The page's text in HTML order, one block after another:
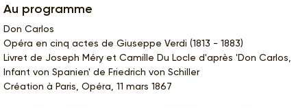
Au programme
Don Carlos
Opéra en cinq actes de Giuseppe Verdi (1813 - 1883)
Livret de Joseph Méry et Camille Du Locle d'après 'Don Carlos,
Infant von Spanien' de Friedrich von Schiller
Création à Paris, Opéra, 11 mars 1867